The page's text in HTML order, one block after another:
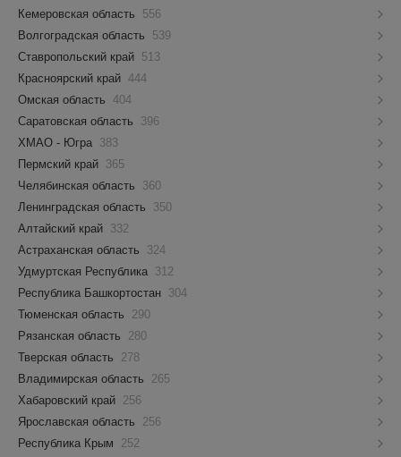
Кемеровская область
556
Волгоградская область
539
Ставропольский край 513
Красноярский край 444
Омская область 404
Саратовская область
396
ХМАО - Югра 383
Пермский край 365
Челябинская область
360
Ленинградская область
350
Алтайский край 332
Астраханская область
324
Удмуртская Республика 312
Республика Башкортостан 304
Тюменская область
290
Рязанская область
280
Тверская область
278
Владимирская область
265
Хабаровский край 256
Ярославская область
256
Республика Крым
252